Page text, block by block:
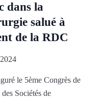
dans la
salué à
de la RDC
le 5ème Congrès de
Sociétés de